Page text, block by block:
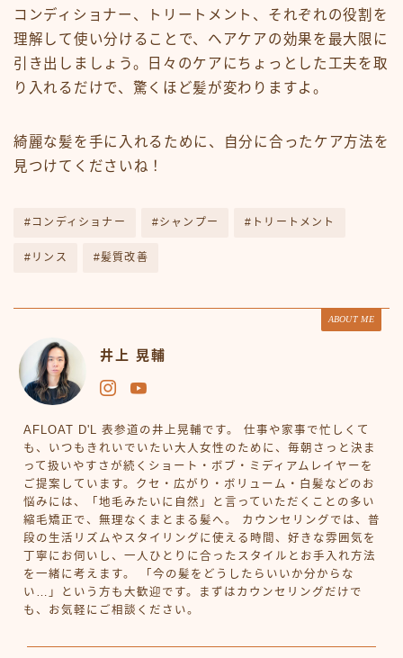
コンディショナー、トリートメント、それぞれの役割を
理解して使い分けることで、ヘアケアの効果を最大限に
引き出しましょう。日々のケアにちょっとした工夫を取
り入れるだけで、驚くほど髪が変わりますよ。
綺麗な髪を手に入れるために、自分に合ったケア方法を
見つけてくださいね！
#コンディショナー #シャンプー #トリートメント
#リンス #髪質改善
ABOUT ME
井上 晃輔
AFLOAT D'L 表参道の井上晃輔です。 仕事や家事で忙しくて
も、いつもきれいでいたい大人女性のために、毎朝さっと決ま
って扱いやすさが続くショート・ボブ・ミディアムレイヤーを
ご提案しています。クセ・広がり・ボリューム・白髪などのお
悩みには、「地毛みたいに自然」と言っていただくことの多い
縮毛矯正で、無理なくまとまる髪へ。 カウンセリングでは、普
段の生活リズムやスタイリングに使える時間、好きな雰囲気を
丁寧にお伺いし、一人ひとりに合ったスタイルとお手入れ方法
を一緒に考えます。 「今の髪をどうしたらいいか分からな
い…」という方も大歓迎です。まずはカウンセリングだけで
も、お気軽にご相談ください。